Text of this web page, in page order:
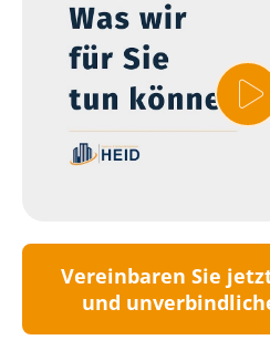
Vereinbaren Sie
und